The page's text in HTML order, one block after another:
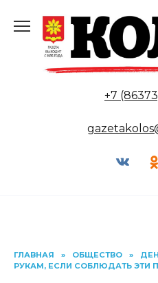
содержанию
+7
ГЛАВНАЯ » ОБЩЕСТВО »
РУКАМ, ЕСЛИ СОБЛЮДАТЬ ЭТИ